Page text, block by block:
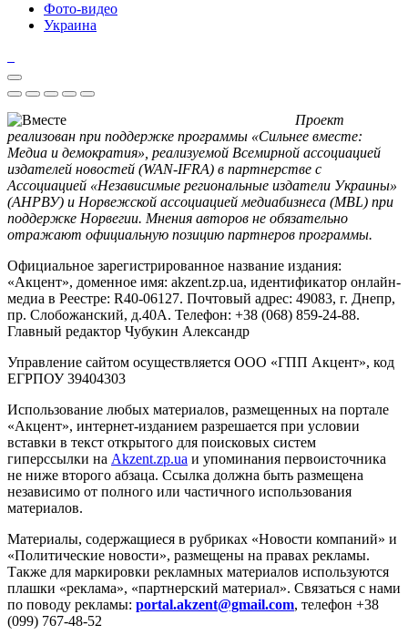
Фото-видео
Украина
Проект
реализован при поддержке программы «Сильнее вместе:
Медиа и демократия», реализуемой Всемирной ассоциацией
издателей новостей (WAN-IFRA) в партнерстве с
Ассоциацией «Независимые региональные издатели Украины»
(АНРВУ) и Норвежской ассоциацией медиабизнеса (MBL) при
поддержке Норвегии. Мнения авторов не обязательно
отражают официальную позицию партнеров программы.
Официальное зарегистрированное название издания:
«Акцент», доменное имя: akzent.zp.ua, идентификатор онлайн-
медиа в Реестре: R40-06127. Почтовый адрес: 49083, г. Днепр,
пр. Слобожанский, д.40А. Телефон: +38 (068) 859-24-88.
Главный редактор Чубукин Александр
Управление сайтом осуществляется ООО «ГПП Акцент», код
ЕГРПОУ 39404303
Использование любых материалов, размещенных на портале
«Акцент», интернет-изданием разрешается при условии
вставки в текст открытого для поисковых систем
гиперссылки на Akzent.zp.ua и упоминания первоисточника
не ниже второго абзаца. Ссылка должна быть размещена
независимо от полного или частичного использования
материалов.
Материалы, содержащиеся в рубриках «Новости компаний» и
«Политические новости», размещены на правах рекламы.
Также для маркировки рекламных материалов используются
плашки «реклама», «партнерский материал». Связаться с нами
по поводу рекламы: portal.akzent@gmail.com, телефон +38
(099) 767-48-52